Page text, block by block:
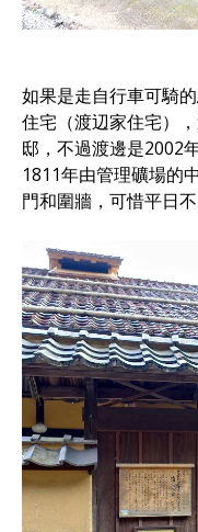
如果是走自行車可騎
住宅（渡辺家住宅）
邸，不過渡邊是2002
1811年由管理礦場的
門和圍牆，可惜平日不